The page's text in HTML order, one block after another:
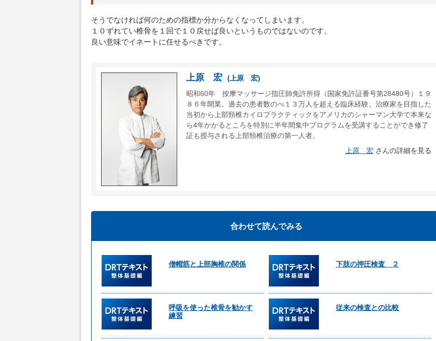
そうでなければ何のための指標か分からなくなってしまいます。
１０ずれてい椎骨を１回で１０戻せば良いというものではないのです。
良い意味でイネートに任せるべきです。
上原 宏 (上原 宏)
昭和60年 按摩マッサージ指圧師免許所得（国家免許証番号第28480号）１９
８６年開業。過去の患者数のべ１３万人を超える臨床経験。治療家を目指した
当初から上部頸椎カイロプラクティックをアメリカのシャーマン大学で本来な
ら4年かかるところを特別に半年間集中プログラムを受講することができ修了
証も授与される上部頸椎治療の第一人者。
上原 宏 さんの詳細を見る
合わせて読んでみる
僧帽筋と上部胸椎の関係 下肢の押圧検査 ２
呼吸を使った椎骨を勧かす
練習
従来の検査との比較